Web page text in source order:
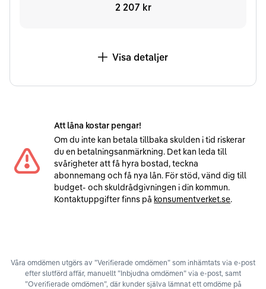
2 207 kr
Visa detaljer
Att låna kostar pengar!
Om du inte kan betala tillbaka skulden i tid riskerar
du en betalningsanmärkning. Det kan leda till
svårigheter att få hyra bostad, teckna
abonnemang och få nya lån. För stöd, vänd dig till
budget- och skuldrådgivningen i din kommun.
Kontaktuppgifter finns på konsumentverket.se.
Våra omdömen utgörs av ”Verifierade omdömen” som inhämtats via e-post
efter slutförd affär, manuellt ”Inbjudna omdömen” via e-post, samt
”Overifierade omdömen”, där kunder själva lämnat ett omdöme på